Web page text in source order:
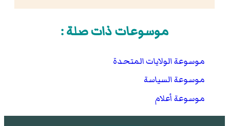
موسوعات ذات صلة :
موسوعة الولايات المتحدة
موسوعة السياسة
موسوعة أعلام